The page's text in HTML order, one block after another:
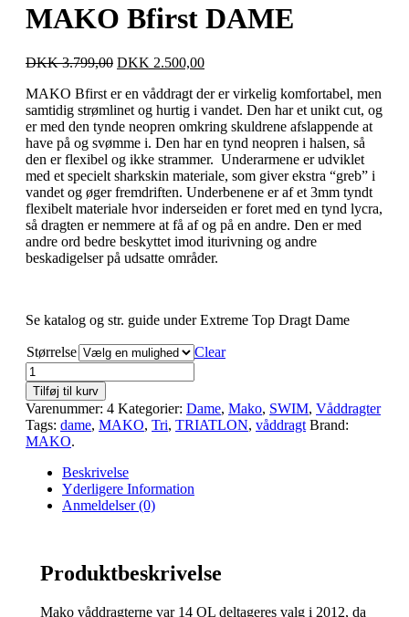
MAKO Bfirst DAME
DKK 3.799,00 DKK 2.500,00
MAKO Bfirst er en våddragt der er virkelig komfortabel, men
samtidig strømlinet og hurtig i vandet. Den har et unikt cut, og
er med den tynde neopren omkring skuldrene afslappende at
have på og svømme i. Den har en tynd neopren i halsen, så
den er flexibel og ikke strammer. Underarmene er udviklet
med et specielt sharkskin materiale, som giver ekstra “greb” i
vandet og øger fremdriften. Underbenene er af et 3mm tyndt
flexibelt materiale hvor inderseiden er foret med en tynd lycra,
så dragten er nemmere at få af og på en andre. Den er med
andre ord bedre beskyttet imod iturivning og andre
beskadigelser på udsatte områder.
Se katalog og str. guide under Extreme Top Dragt Dame
Størrelse Clear
Tilføj til kurv
Varenummer: 4 Kategorier: Dame, Mako, SWIM, Våddragter
Tags: dame, MAKO, Tri, TRIATLON, våddragt Brand:
MAKO.
Beskrivelse
Yderligere Information
Anmeldelser (0)
Produktbeskrivelse
Mako våddragterne var 14 OL deltageres valg i 2012, da